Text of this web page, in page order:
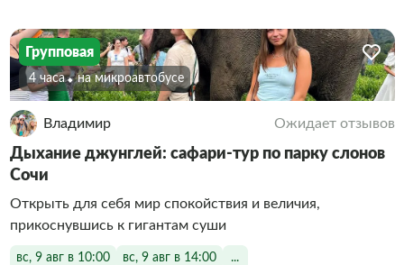
Групповая
4 часа На микроавтобусе
Владимир Ожидает отзывов
Дыхание джунглей: сафари-тур по парку слонов
Сочи
Открыть для себя мир спокойствия и величия,
прикоснувшись к гигантам суши
вс, 9 авг в 10:00 вс, 9 авг в 14:00 ...